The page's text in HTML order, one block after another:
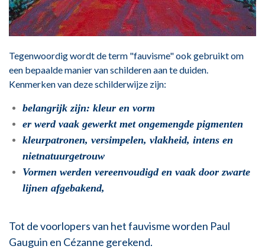
Tegenwoordig wordt de term "fauvisme" ook gebruikt om
een bepaalde manier van schilderen aan te duiden.
Kenmerken van deze schilderwijze zijn:
belangrijk zijn: kleur en vorm
er werd vaak gewerkt met ongemengde pigmenten
kleurpatronen, versimpelen, vlakheid, intens en
nietnatuurgetrouw
Vormen werden vereenvoudigd en vaak door zwarte
lijnen afgebakend,
Tot de voorlopers van het fauvisme worden Paul
Gauguin en Cézanne gerekend.